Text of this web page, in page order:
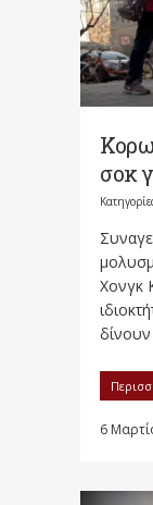
σοκ
Χονγκ
δίνουν
6